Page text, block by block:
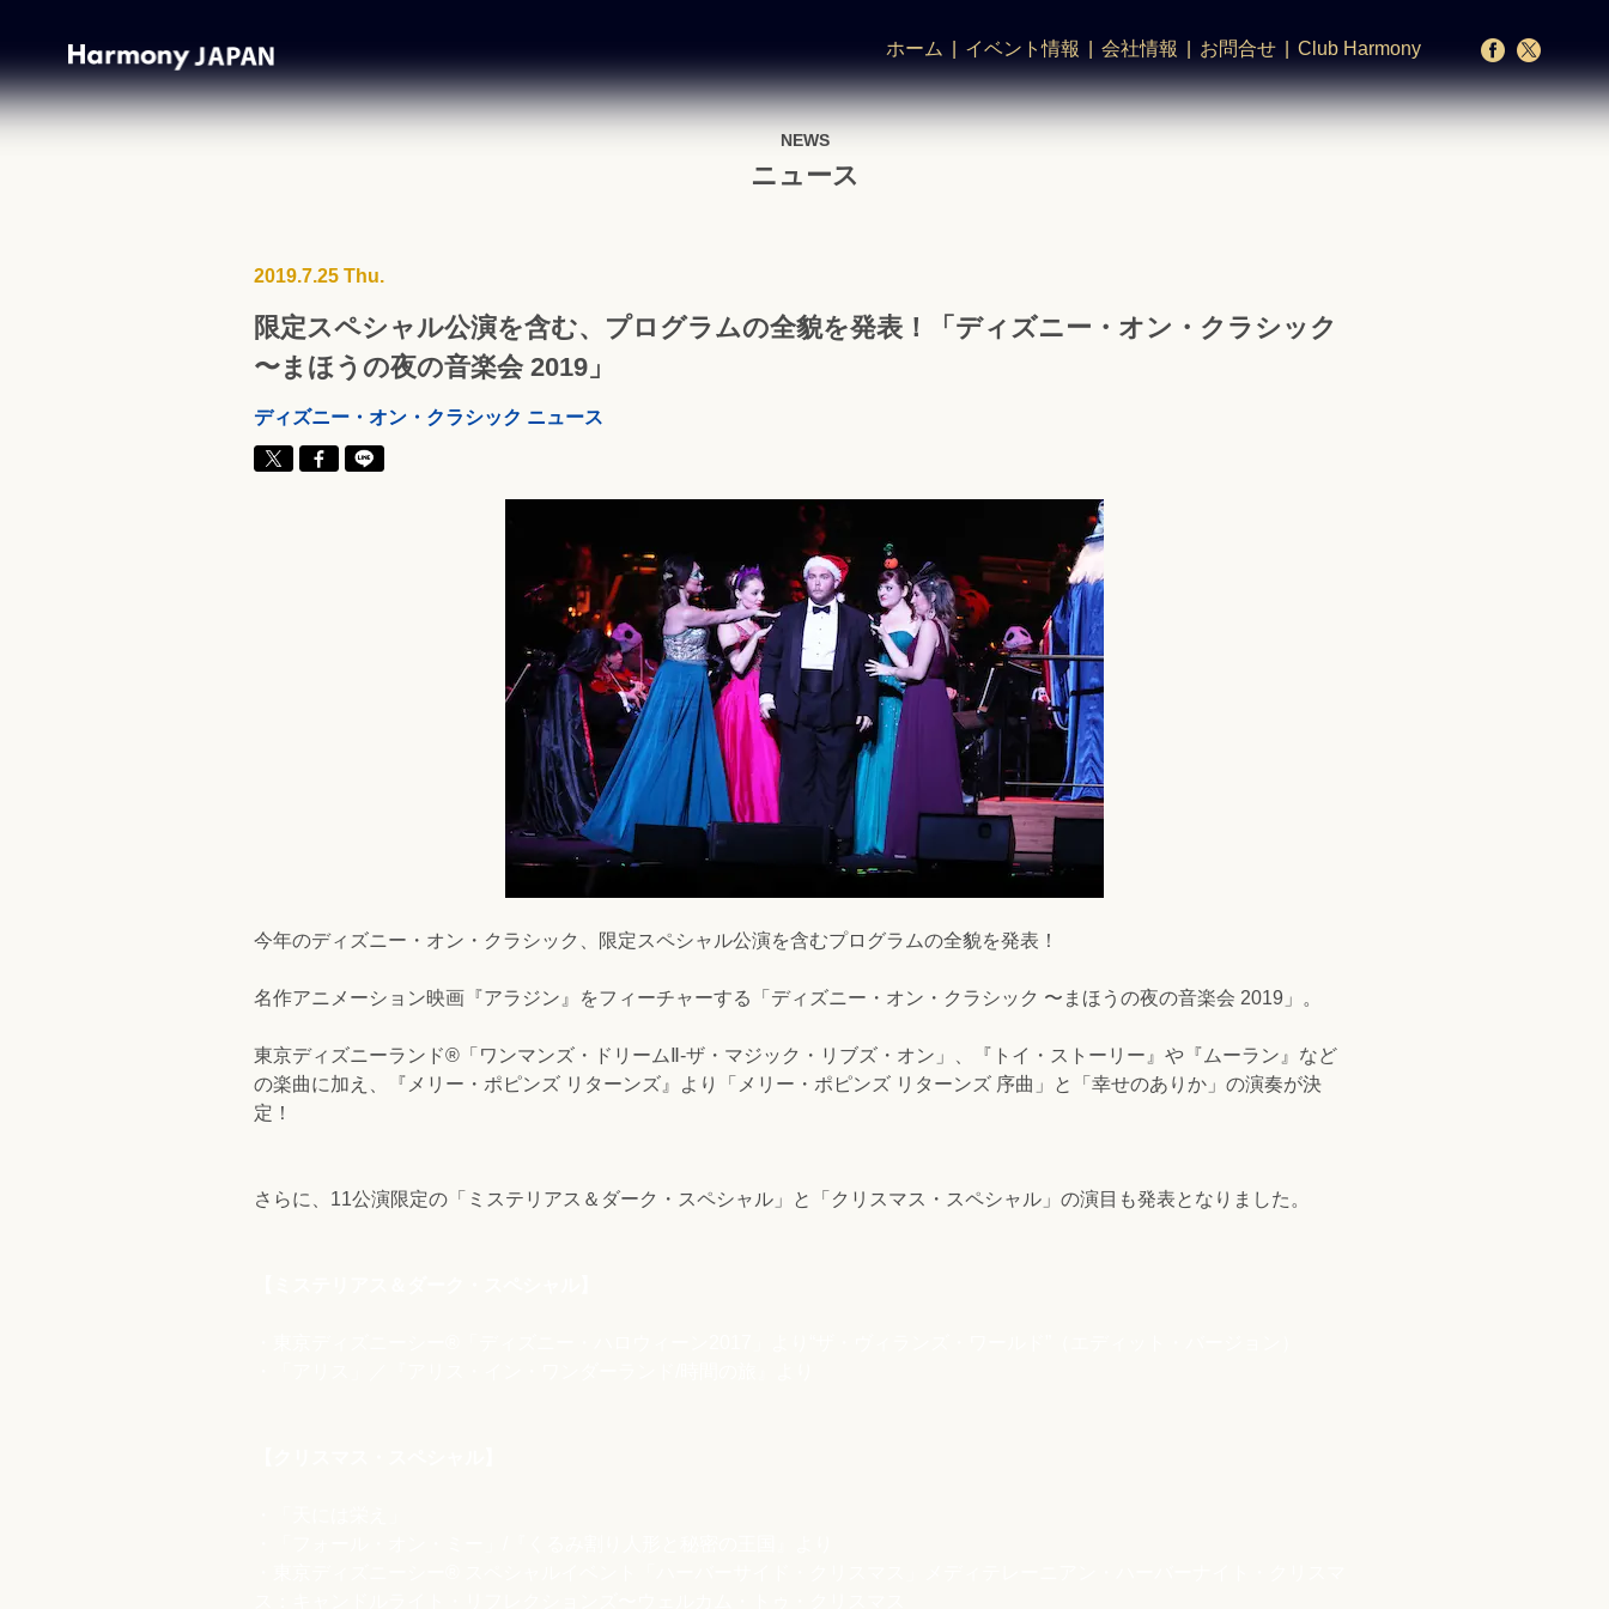
ホーム イベント情報 会社情報 お問合せ Club Harmony
NEWS
ニュース
2019.7.25 Thu.
限定スペシャル公演を含む、プログラムの全貌を発表！「ディズニー・オン・クラシック
〜まほうの夜の音楽会 2019」
ディズニー・オン・クラシック ニュース
今年のディズニー・オン・クラシック、限定スペシャル公演を含むプログラムの全貌を発表！
名作アニメーション映画『アラジン』をフィーチャーする「ディズニー・オン・クラシック 〜まほうの夜の音楽会 2019」。
東京ディズニーランド®️「ワンマンズ・ドリームⅡ-ザ・マジック・リブズ・オン」、『トイ・ストーリー』や『ムーラン』など
の楽曲に加え、『メリー・ポピンズ リターンズ』より「メリー・ポピンズ リターンズ 序曲」と「幸せのありか」の演奏が決
定！
さらに、11公演限定の「ミステリアス＆ダーク・スペシャル」と「クリスマス・スペシャル」の演目も発表となりました。